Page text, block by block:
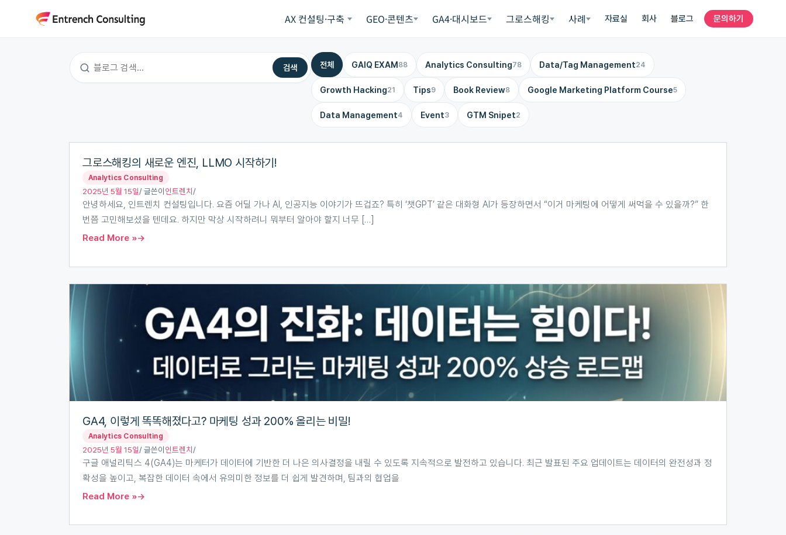
AX 컨설팅·구축 GEO·콘텐츠 GA4·대시보드 그로스해킹 사례 자료실 회사 블로그 문의하기
츠
검색 전체 GAIQ EXAM88 Analytics Consulting78 Data/Tag Management24
Growth Hacking21 Tips9 Book Review8 Google Marketing Platform Course5
Data Management4 Event3 GTM Snipet2
그로스해킹의 새로운 엔진, LLMO 시작하기!
2025년 5월 15일/ 글쓴이인트렌치/
Analytics Consulting
안녕하세요, 인트렌치 컨설팅입니다. 요즘 어딜 가나 AI, 인공지능 이야기가 뜨겁죠? 특히 ‘챗GPT’ 같은 대화형 AI가 등장하면서 “이거 마케팅에 어떻게 써먹을 수 있을까?” 한
번쯤 고민해보셨을 텐데요. 하지만 막상 시작하려니 뭐부터 알아야 할지 너무 […]
로
스
해
킹
새
엔
진,
LLMO
하
기!
Read More »
GA4, 이렇게 똑똑해졌다고? 마케팅 성과 200% 올리는 비밀!
2025년 5월 15일/ 글쓴이인트렌치/
Analytics Consulting
구글 애널리틱스 4(GA4)는 마케터가 데이터에 기반한 더 나은 의사결정을 내릴 수 있도록 지속적으로 발전하고 있습니다. 최근 발표된 주요 업데이트는 데이터의 완전성과 정
확성을 높이고, 복잡한 데이터 속에서 유의미한 정보를 더 쉽게 발견하며, 팀과의 협업을
GA4,
이
렇
똑
해
졌
다
고?
마
케
팅
성
200%
Read More »